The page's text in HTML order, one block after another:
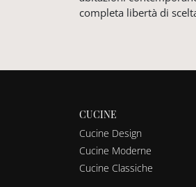
completa libertà di
CUCINE
Cucine Design
Cucine Moderne
Cucine Classiche